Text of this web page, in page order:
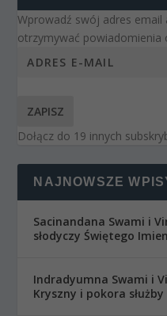
Wprowadź swój adres
otrzymywać powiadomienia
ZAPISZ
Dołącz do 19 innych
NAJNOWSZE
Sacinandana Swami i
słodyczy Świętego
Indradyumna Swami i
Kryszny i pokora służby